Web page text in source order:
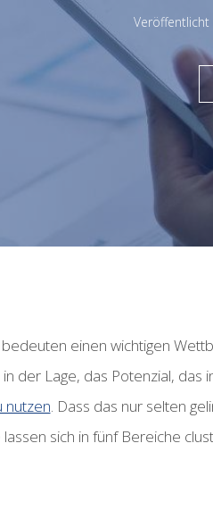
Veröffentlicht
einen wichtigen
der Lage, das Potenzial, das
nutzen. Dass das nur selten
sich in fünf Bereiche